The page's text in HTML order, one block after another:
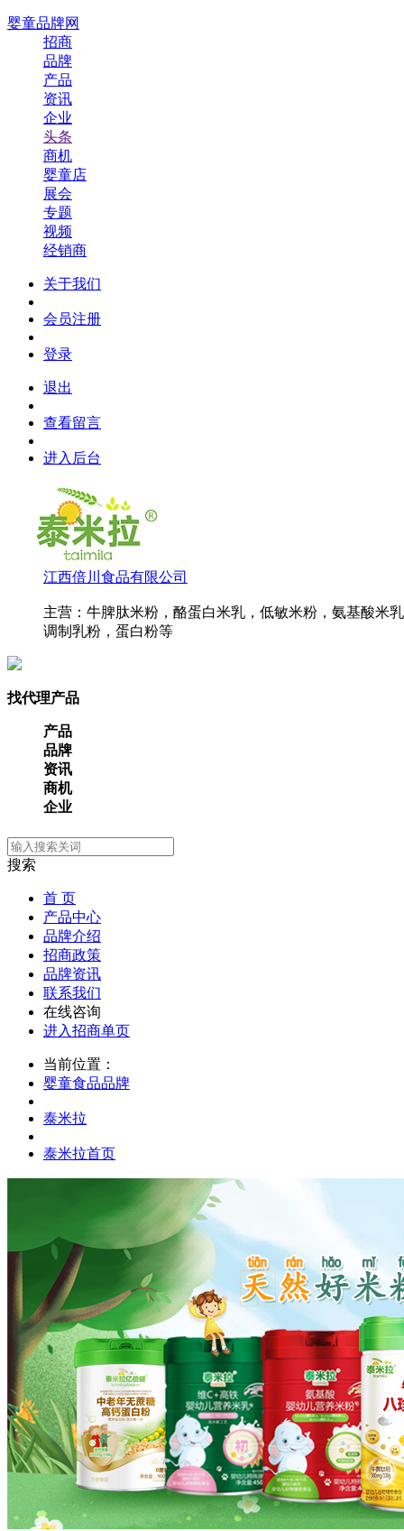
婴童品牌网
招商
品牌
产品
资讯
企业
头条
商机
婴童店
展会
专题
视频
经销商
关于我们
会员注册
登录
退出
查看留言
进入后台
江西倍川食品有限公司
主营：牛脾肽米粉，酪蛋白米乳，低敏米粉，氨基酸米
调制乳粉，蛋白粉等
找代理产品
产品
品牌
资讯
商机
企业
搜索
首 页
产品中心
品牌介绍
招商政策
品牌资讯
联系我们
在线咨询
进入招商单页
当前位置：
婴童食品品牌
泰米拉
泰米拉首页